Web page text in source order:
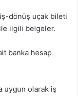
dönüş uçak bileti
ilgili belgeler.
banka hesap
uygun olarak iş